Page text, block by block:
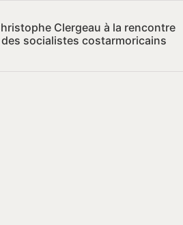
Clergeau à la rencontre
des socialistes costarmoricains